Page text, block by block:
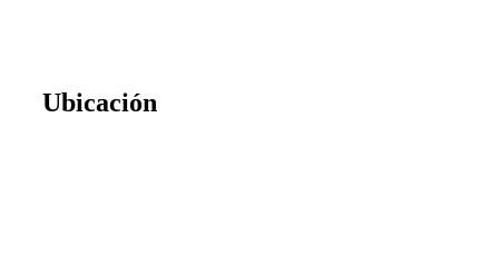
Ubicación